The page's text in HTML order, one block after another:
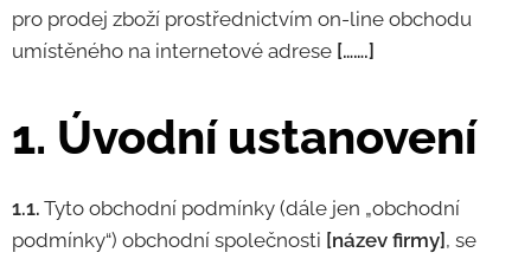
pro prodej zboží prostřednictvím on-line obchodu
umístěného na internetové adrese […….]
1. Úvodní ustanovení
1.1. Tyto obchodní podmínky (dále jen „obchodní
podmínky“) obchodní společnosti [název firmy] , se